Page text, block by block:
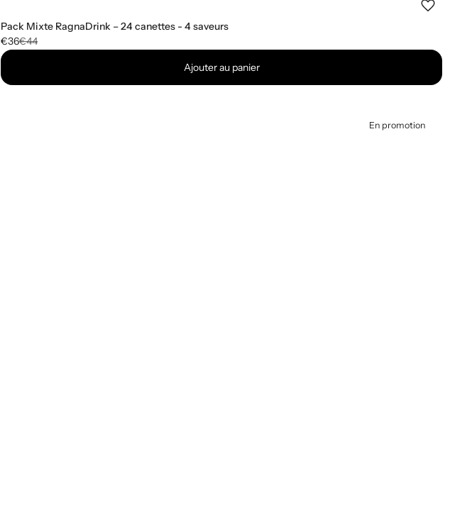
Pack Mixte RagnaDrink – 24 canettes - 4 saveurs
€36€44
Ajouter au panier
En promotion